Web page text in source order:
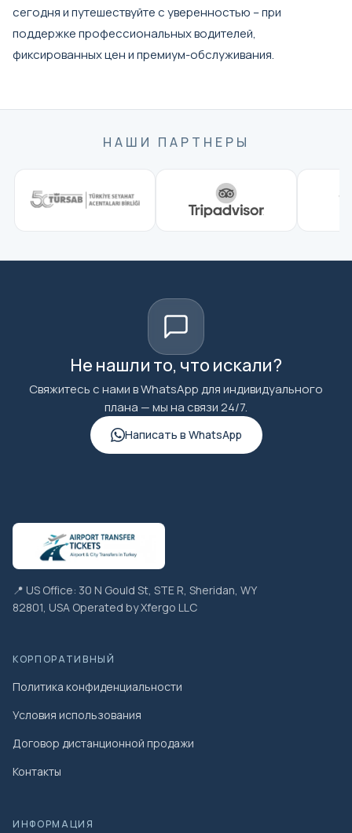
сегодня и путешествуйте с уверенностью – при
поддержке профессиональных водителей,
фиксированных цен и премиум-обслуживания.
НАШИ ПАРТНЕРЫ
Не нашли то, что искали?
Свяжитесь с нами в WhatsApp для индивидуального
плана — мы на связи 24/7.
Написать в WhatsApp
📍 US Office: 30 N Gould St, STE R, Sheridan, WY
82801, USA Operated by Xfergo LLC
КОРПОРАТИВНЫЙ
Политика конфиденциальности
Условия использования
Договор дистанционной продажи
Контакты
ИНФОРМАЦИЯ